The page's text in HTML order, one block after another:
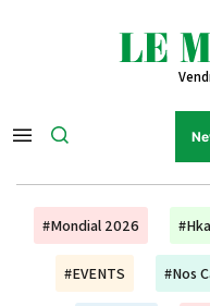
#Mondial 2026
#EVENTS #Nos